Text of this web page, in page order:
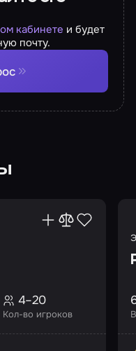
кабинете и будет
почту.
Кол-во игроков
4–20